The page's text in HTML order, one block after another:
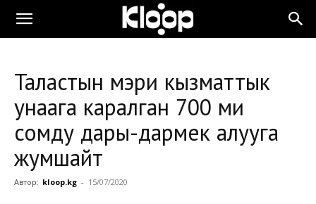
Таластын мэри кызматтык
унаага каралган 700 миң
сомду дары-дармек алууга
жумшайт
Автор: kloop.kg - 15/07/2020